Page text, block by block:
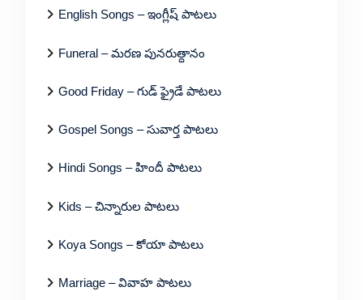
English Songs – ఇంగ్లీష్ పాటలు
Funeral – మరణ పునరుత్దానం
Good Friday – గుడ్ ఫ్రైడే పాటలు
Gospel Songs – సువార్త పాటలు
Hindi Songs – హిందీ పాటలు
Kids – చిన్నారుల పాటలు
Koya Songs – కోయా పాటలు
Marriage – వివాహ పాటలు